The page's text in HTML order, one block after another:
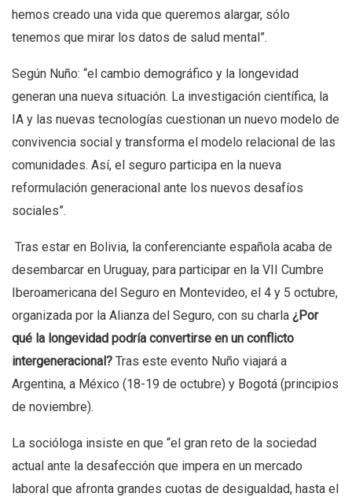
hemos creado una vida que queremos alargar, sólo
tenemos que mirar los datos de salud mental”.
Según Nuño: “el cambio demográfico y la longevidad
generan una nueva situación. La investigación científica, la
IA y las nuevas tecnologías cuestionan un nuevo modelo de
convivencia social y transforma el modelo relacional de las
comunidades. Así, el seguro participa en la nueva
reformulación generacional ante los nuevos desafíos
sociales”.
Tras estar en Bolivia, la conferenciante española acaba de
desembarcar en Uruguay, para participar en la VII Cumbre
Iberoamericana del Seguro en Montevideo, el 4 y 5 octubre,
organizada por la Alianza del Seguro, con su charla ¿Por
qué la longevidad podría convertirse en un conflicto
intergeneracional? Tras este evento Nuño viajará a
Argentina, a México (18-19 de octubre) y Bogotá (principios
de noviembre).
La socióloga insiste en que “el gran reto de la sociedad
actual ante la desafección que impera en un mercado
laboral que afronta grandes cuotas de desigualdad, hasta el